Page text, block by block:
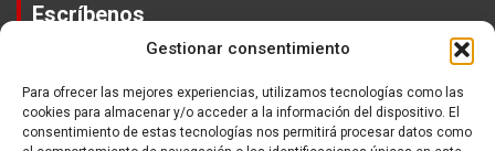
Gestionar consentimiento
Para ofrecer las mejores experiencias, utilizamos tecnologías como las
cookies para almacenar y/o acceder a la información del dispositivo. El
consentimiento de estas tecnologías nos permitirá procesar datos como
Escríbenos
Equipo
Política de Privacidad